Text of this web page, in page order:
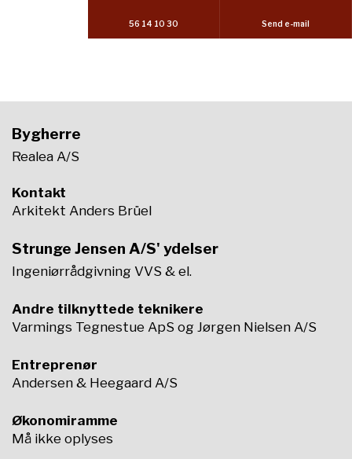
Bygherre
Realea A/S
Kontakt
Arkitekt Anders Brüel
Strunge Jensen A/S' ydelser
Ingeniørrådgivning VVS & el.
Andre tilknyttede teknikere
Varmings Tegnestue ApS og Jørgen Nielsen A/S
Entreprenør
Andersen & Heegaard A/S
Økonomiramme
Må ikke oplyses
56 14 10 30 Send e-mail